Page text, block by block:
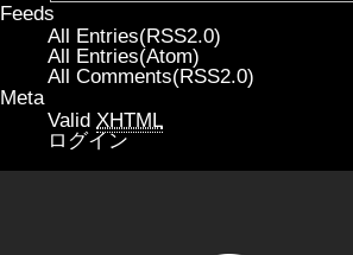
Feeds
All Entries(RSS2.0)
All Entries(Atom)
All Comments(RSS2.0)
Meta
Valid XHTML
ログイン